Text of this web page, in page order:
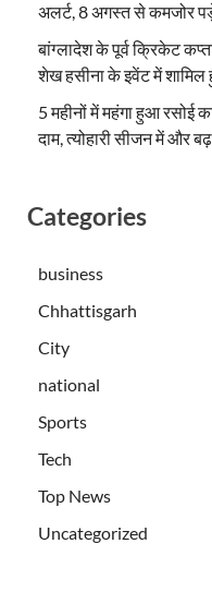
अलर्ट, 8 अगस्त से कमजोर
बांग्लादेश के पूर्व क्रिकेट
शेख हसीना के इवेंट में शामिल
5 महीनों में महंगा हुआ रसोई
दाम, त्योहारी सीजन में और
Categories
business
Chhattisgarh
City
national
Sports
Tech
Top News
Uncategorized